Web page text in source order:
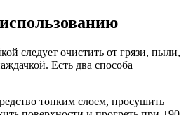
следует очистить от грязи, пыли,
Есть два способа
тонким слоем, просушить